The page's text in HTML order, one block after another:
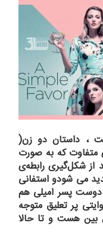
، داستان دو زن(
متفاوت که به صورت
از شکل‌گیری رابطه‌ی
می‌ شودو استفانی
پسر امیلی هم
پر تعلیق متوجه
بین هست و تا حالا